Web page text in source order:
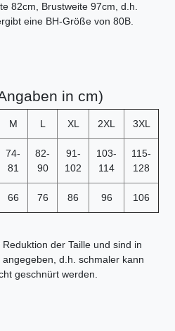
82cm, Brustweite 97cm, d.h.
eine BH-Größe von 80B.
in cm)
M L XL 2XL 3XL
74-
81
82-
90
91-
102
103-
114
115-
128
66 76 86 96 106
der Taille und sind in
d.h. schmaler kann
geschnürt werden.